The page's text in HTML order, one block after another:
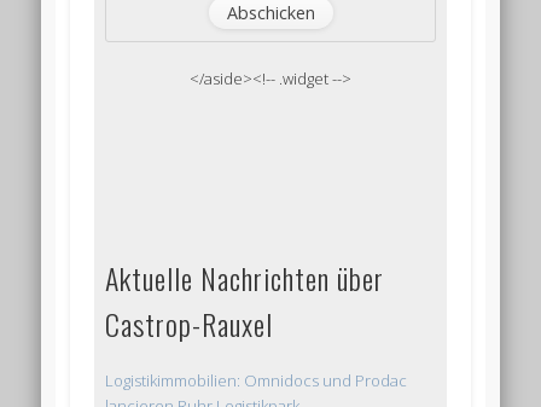
</aside><!-- .widget -->
Aktuelle Nachrichten über
Castrop-Rauxel
Logistikimmobilien: Omnidocs und Prodac